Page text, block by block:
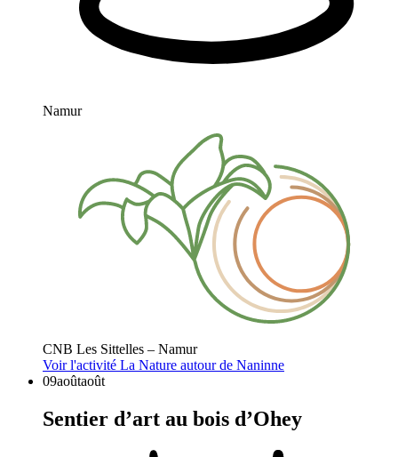
Namur
CNB Les Sittelles – Namur
Voir l'activité La Nature autour de Naninne
09aoûtaoût
Sentier d’art au bois d’Ohey